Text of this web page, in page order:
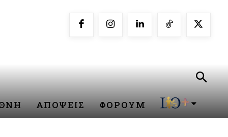
ΑΠΟΨΕΙΣ ΦΟΡΟΥΜ